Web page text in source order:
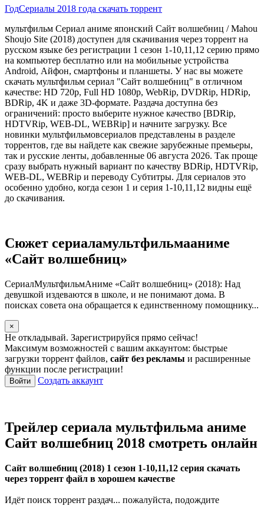
ГодСериалы 2018 года скачать торрент
мультфильм Сериал аниме японский Сайт волшебниц / Mahou
Shoujo Site (2018) доступен для скачивания через торрент на
русском языке без регистрации 1 сезон 1-10,11,12 серию прямо
на компьютер бесплатно или на мобильные устройства
Android, Айфон, смартфоны и планшеты. У нас вы можете
скачать мультфильм сериал "Сайт волшебниц" в отличном
качестве: HD 720p, Full HD 1080p, WebRip, DVDRip, HDRip,
BDRip, 4K и даже 3D-формате. Раздача доступна без
ограничений: просто выберите нужное качество [BDRip,
HDTVRip, WEB-DL, WEBRip] и начните загрузку. Все
новинки мультфильмовсериалов представлены в разделе
торрентов, где вы найдете как свежие зарубежные премьеры,
так и русские ленты, добавленные 06 августа 2026. Так проще
сразу выбрать нужный вариант по качеству BDRip, HDTVRip,
WEB-DL, WEBRip и переводу Субтитры. Для сериалов это
особенно удобно, когда сезон 1 и серия 1-10,11,12 видны ещё
до скачивания.
Сюжет сериаламультфильмааниме
«Сайт волшебниц»
СериалМультфильмАниме «Сайт волшебниц» (2018): Над
девушкой издеваются в школе, и не понимают дома. В
поисках совета она обращается к единственному помощнику...
×
Не откладывай. Зарегистрируйся прямо сейчас!
Максимум возможностей с вашим аккаунтом: быстрые
загрузки торрент файлов, сайт без рекламы и расширенные
функции после регистрации!
Войти Создать аккаунт
Трейлер сериала мультфильма аниме
Сайт волшебниц 2018 смотреть онлайн
Сайт волшебниц (2018) 1 сезон 1-10,11,12 серия скачать
через торрент файл в хорошем качестве
Идёт поиск торрент раздач... пожалуйста, подождите